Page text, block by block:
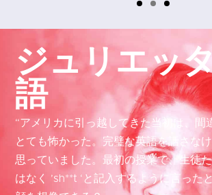
ジュリエッ
語
“アメリカに引っ越してきた当初は、間
とても怖かった。完璧な英語を話さな
思っていました。最初の授業で、生徒た
はなく ’sh**t ‘と記入するように言った